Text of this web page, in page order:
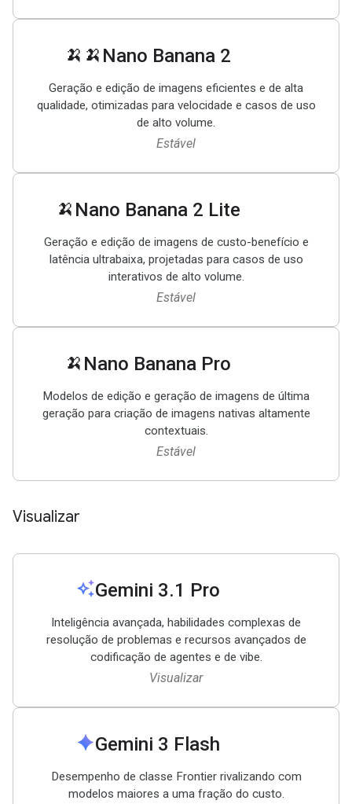
🍌🍌 Nano Banana 2
Geração e edição de imagens eficientes e de alta
qualidade, otimizadas para velocidade e casos de uso
de alto volume.
Estável
🍌 Nano Banana 2 Lite
Geração e edição de imagens de custo-benefício e
latência ultrabaixa, projetadas para casos de uso
interativos de alto volume.
Estável
🍌 Nano Banana Pro
Modelos de edição e geração de imagens de última
geração para criação de imagens nativas altamente
contextuais.
Estável
Visualizar
auto_awesomeGemini 3.1 Pro
Inteligência avançada, habilidades complexas de
resolução de problemas e recursos avançados de
codificação de agentes e de vibe.
Visualizar
sparkGemini 3 Flash
Desempenho de classe Frontier rivalizando com
modelos maiores a uma fração do custo.